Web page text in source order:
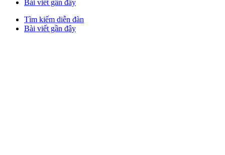
Bài viết gần đây
Tìm kiếm diễn đàn
Bài viết gần đây